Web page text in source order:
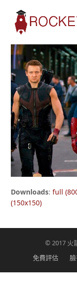
Downloads:full
(150x150)
© 2017 火
免費評估